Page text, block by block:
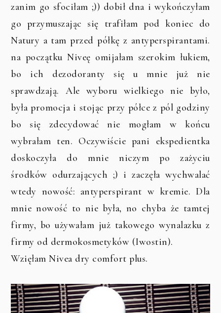
zanim go sfociłam ;)) dobił dna i wykończyłam
go przymuszając się trafiłam pod koniec do
Natury a tam przed półkę z antyperspirantami.
na początku Niveę omijałam szerokim łukiem,
bo ich dezodoranty się u mnie już nie
sprawdzają. Ale wyboru wielkiego nie było,
była promocja i stojąc przy półce z pól godziny
bo się zdecydować nie mogłam w końcu
wybrałam ten. Oczywiście pani ekspedientka
doskoczyła do mnie niczym po zażyciu
środków odurzających ;) i zaczęła wychwalać
wtedy nowość: antyperspirant w kremie. Dla
mnie nowość to nie była, no chyba że tamtej
firmy, bo używałam już takowego wynalazku z
firmy od dermokosmetyków (Iwostin).
Wzięłam Nivea dry comfort plus.